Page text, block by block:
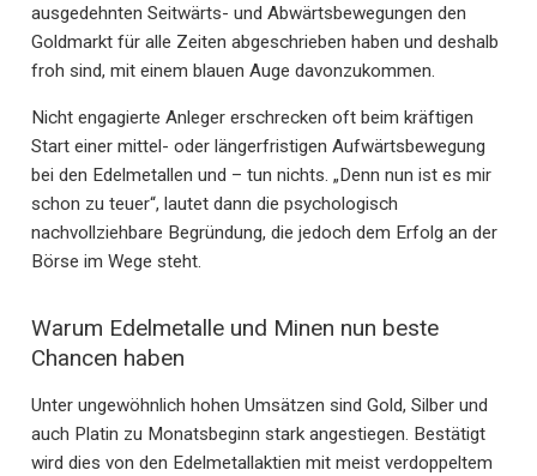
ausgedehnten Seitwärts- und Abwärtsbewegungen den
Goldmarkt für alle Zeiten abgeschrieben haben und deshalb
froh sind, mit einem blauen Auge davonzukommen.
Nicht engagierte Anleger erschrecken oft beim kräftigen
Start einer mittel- oder längerfristigen Aufwärtsbewegung
bei den Edelmetallen und – tun nichts. „Denn nun ist es mir
schon zu teuer“, lautet dann die psychologisch
nachvollziehbare Begründung, die jedoch dem Erfolg an der
Börse im Wege steht.
Warum Edelmetalle und Minen nun beste
Chancen haben
Unter ungewöhnlich hohen Umsätzen sind Gold, Silber und
auch Platin zu Monatsbeginn stark angestiegen. Bestätigt
wird dies von den Edelmetallaktien mit meist verdoppeltem